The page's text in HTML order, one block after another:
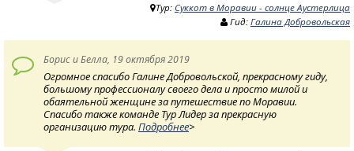
Тур: Суккот в Моравии - солнце Аустерлица
Гид: Галина Добровольская
Борис и Белла, 19 октября 2019
Огромное спасибо Галине Добровольской, прекрасному гиду,
большому профессионалу своего дела и просто милой и
обаятельной женщине за путешествие по Моравии.
Спасибо также команде Тур Лидер за прекрасную
организацию тура. Подробнее>